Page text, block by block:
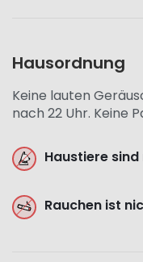
Hausordnung
Keine lauten
nach 22 Uhr. Keine
Haustiere
Rauchen ist